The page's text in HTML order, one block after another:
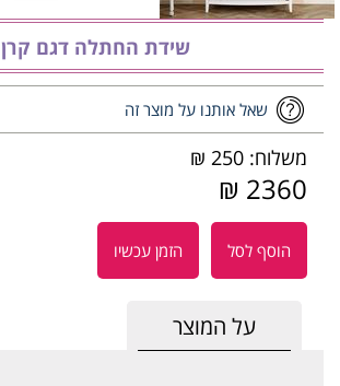
שידת החתלה דגם קרן
שאל אותנו על מוצר זה
משלוח: 250 ₪
2360 ₪
הוסף לסל הזמן עכשיו
על המוצר